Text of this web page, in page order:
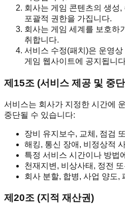
회사는 게임 콘텐츠의 생성
포괄적 권한을 가집니다.
회사는 게임 세계를 보호하
취합니다.
서비스 수정(패치)은 운영
게임 웹사이트에 공지됩니
제15조 (서비스 제공 및 중
서비스는 회사가 지정한 시간에
중단될 수 있습니다:
장비 유지보수, 교체, 점검
해킹, 통신 장애, 비정상적
특정 서비스 시간이나 방법
천재지변, 비상사태, 정전
회사 분할, 합병, 사업 양도,
제20조 (지적 재산권)